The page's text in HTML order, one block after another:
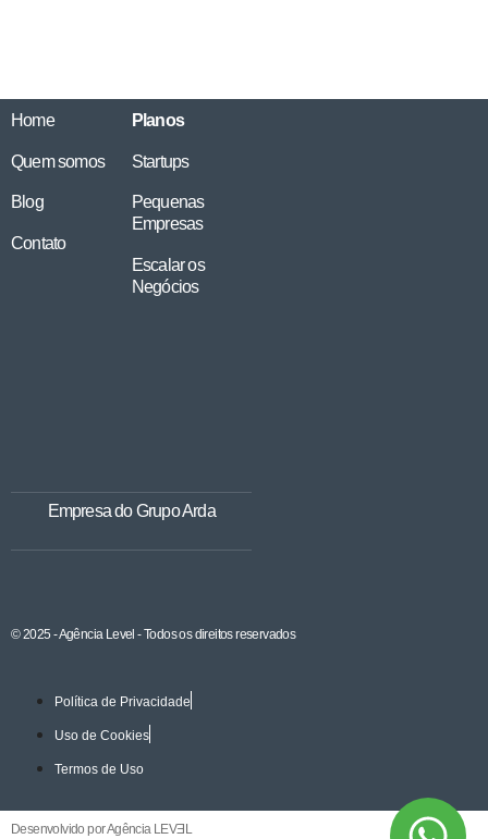
Home
Quem somos
Blog
Contato
Planos
Startups
Pequenas
Empresas
Escalar os
Negócios
Empresa do Grupo Arda
© 2025 - Agência Level - Todos os direitos reservados
Política de Privacidade
Uso de Cookies
Termos de Uso
Desenvolvido por Agência LEVƎL